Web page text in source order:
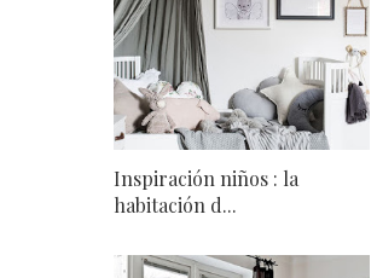
Inspiración niños : la
habitación d...